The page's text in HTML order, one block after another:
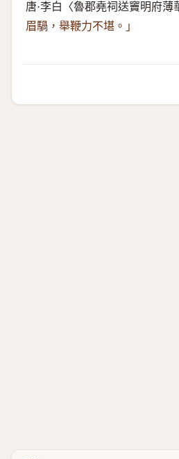
唐·李白〈魯郡堯祠送竇明府薄
眉騧，舉鞭力不堪。」